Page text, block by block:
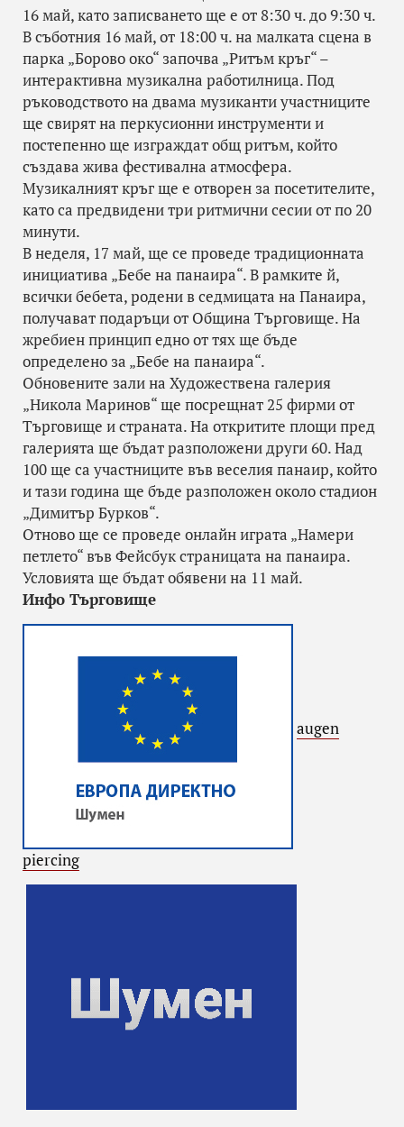
16 май, като записването ще е от 8:30 ч. до 9:30 ч.
В съботния 16 май, от 18:00 ч. на малката сцена в
парка „Борово око“ започва „Ритъм кръг“ –
интерактивна музикална работилница. Под
ръководството на двама музиканти участниците
ще свирят на перкусионни инструменти и
постепенно ще изграждат общ ритъм, който
създава жива фестивална атмосфера.
Музикалният кръг ще е отворен за посетителите,
като са предвидени три ритмични сесии от по 20
минути.
В неделя, 17 май, ще се проведе традиционната
инициатива „Бебе на панаира“. В рамките й,
всички бебета, родени в седмицата на Панаира,
получават подаръци от Община Търговище. На
жребиен принцип едно от тях ще бъде
определено за „Бебе на панаира“.
Обновените зали на Художествена галерия
„Никола Маринов“ ще посрещнат 25 фирми от
Търговище и страната. На откритите площи пред
галерията ще бъдат разположени други 60. Над
100 ще са участниците във веселия панаир, който
и тази година ще бъде разположен около стадион
„Димитър Бурков“.
Отново ще се проведе онлайн играта „Намери
петлето“ във Фейсбук страницата на панаира.
Условията ще бъдат обявени на 11 май.
Инфо Търговище
augen
piercing